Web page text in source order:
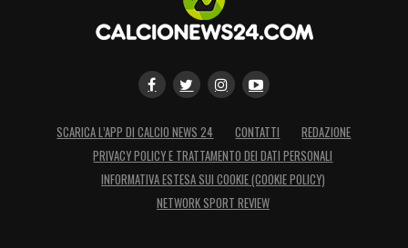
SCARICA L’APP DI CALCIO NEWS 24 CONTATTI
REDAZIONE
PRIVACY POLICY E TRATTAMENTO DEI DATI PERSONALI
INFORMATIVA ESTESA SUI COOKIE (COOKIE POLICY)
NETWORK SPORT REVIEW